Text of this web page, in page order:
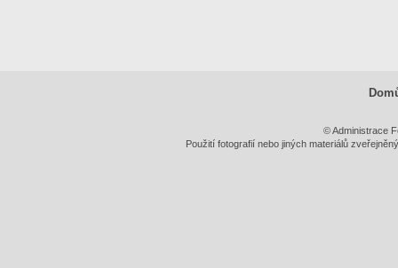
© Administrace
Použití fotografií nebo jiných materiálů